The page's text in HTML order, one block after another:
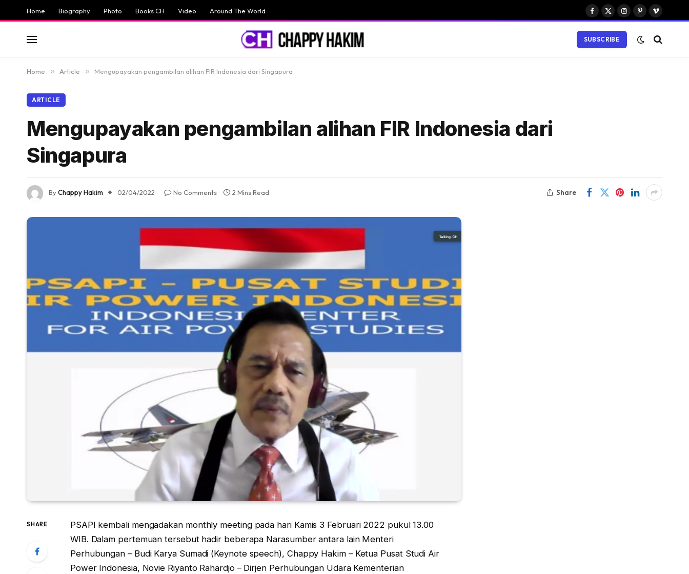
Home Biography Photo Books CH Video Around The World
Facebook
X
Instagram
PinterestVimeo
SUBSCRIBE
Home » Article » Mengupayakan pengambilan alihan FIR Indonesia dari Singapura
ARTICLE
Mengupayakan pengambilan alihan FIR Indonesia dari
Singapura
ByChappy Hakim 02/04/2022 No Comments 2 Mins Read Share
SHARE
PSAPI kembali mengadakan monthly meeting pada hari Kamis 3 Februari 2022 pukul 13.00
WIB. Dalam pertemuan tersebut hadir beberapa Narasumber antara lain Menteri
Perhubungan – Budi Karya Sumadi (Keynote speech), Chappy Hakim – Ketua Pusat Studi Air
Power Indonesia, Novie Riyanto Rahardjo – Dirjen Perhubungan Udara Kementerian